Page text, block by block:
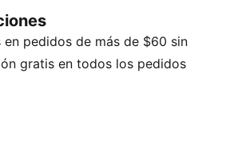
que sigue siendo icónico hasta
unisex forma parte de
ARTISAN, inspirada en la
pedidos de más de $60 sin
gratis en todos los pedidos